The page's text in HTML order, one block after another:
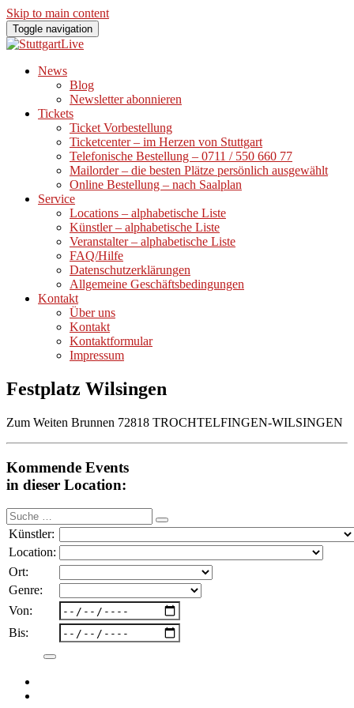
Skip to main content
Toggle navigation
News
Blog
Newsletter abonnieren
Tickets
Ticket Vorbestellung
Ticketcenter – im Herzen von Stuttgart
Telefonische Bestellung – 0711 / 550 660 77
Mailorder – die besten Plätze persönlich ausgewählt
Online Bestellung – nach Saalplan
Service
Locations – alphabetische Liste
Künstler – alphabetische Liste
Veranstalter – alphabetische Liste
FAQ/Hilfe
Datenschutzerklärungen
Allgemeine Geschäftsbedingungen
Kontakt
Über uns
Kontakt
Kontaktformular
Impressum
Festplatz Wilsingen
Zum Weiten Brunnen 72818 TROCHTELFINGEN-WILSINGEN
Kommende Events
in dieser Location:
Suche
nach:
Künstler:
Location:
Ort:
Genre:
Von:
Bis: